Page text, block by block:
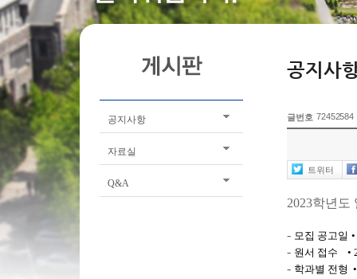
공지사항
자료실
Q&A
글번호 72452584
트위터
2023학년도
- 모집 공고일 •
- 원서 접수 •
- 학과별 전형 •
공지사